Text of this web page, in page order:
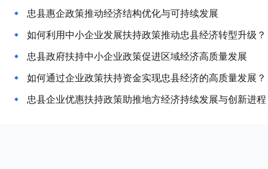
忠县惠企政策推动经济结构优化与可持续发展
如何利用中小企业发展扶持政策推动忠县经济转型升级？
忠县政府扶持中小企业政策促进区域经济高质量发展
如何通过企业政策扶持资金实现忠县经济的高质量发展？
忠县企业优惠扶持政策助推地方经济持续发展与创新进程